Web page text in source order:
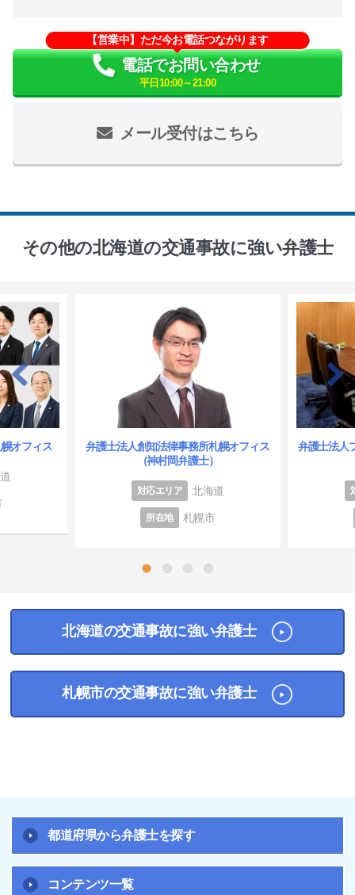
メール受付はこちら
【営業中】ただ今お電話つながります
電話でお問い合わせ
平日10:00～21:00
その他の北海道の交通事故に強い弁護士
オフィス
弁護士法人創知法律事務所札幌オフィス
（神村岡弁護士）
対応エリア 北海道
所在地 札幌市
弁護士法人
北海道の交通事故に強い弁護士
札幌市の交通事故に強い弁護士
都道府県から弁護士を探す
コンテンツ一覧